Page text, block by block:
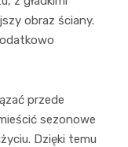
obraz ściany.
przede
sezonowe
Dzięki temu